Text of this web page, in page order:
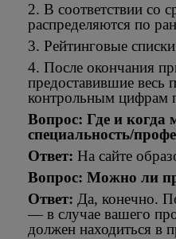
2. В соответствии со
распределяются по
3. Рейтинговые
4. После окончания
предоставившие весь
контрольным цифрам
Вопрос: Где и когда
специальность/
Ответ: На сайте
Вопрос: Можно ли
Ответ: Да, конечно.
— в случае вашего
должен находиться в